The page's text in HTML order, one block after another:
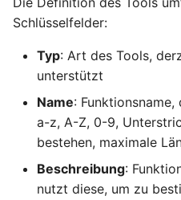
Parametertypen
Andere Plattformen
Schlüsselfelder:
Typ: Art des Tools,
unterstützt
Name:
a-z, A-Z, 0-9,
bestehen, maximale
Beschreibung:
nutzt diese, um zu